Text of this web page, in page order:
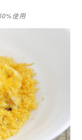
使用